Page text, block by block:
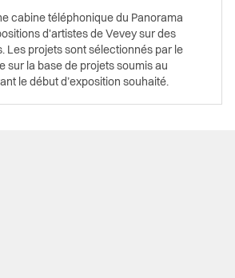
cabine téléphonique du Panorama
d'artistes de Vevey sur des
Les projets sont sélectionnés par le
sur la base de projets soumis au
le début d’exposition souhaité.